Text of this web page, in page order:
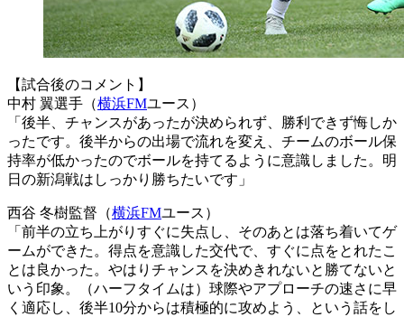
【試合後のコメント】
中村 翼選手（横浜FMユース）
「後半、チャンスがあったが決められず、勝利できず悔しか
ったです。後半からの出場で流れを変え、チームのボール保
持率が低かったのでボールを持てるように意識しました。明
日の新潟戦はしっかり勝ちたいです」
西谷 冬樹監督（横浜FMユース）
「前半の立ち上がりすぐに失点し、そのあとは落ち着いてゲ
ームができた。得点を意識した交代で、すぐに点をとれたこ
とは良かった。やはりチャンスを決めきれないと勝てないと
いう印象。（ハーフタイムは）球際やアプローチの速さに早
く適応し、後半10分からは積極的に攻めよう、という話をし